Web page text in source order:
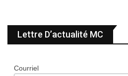
Lettre D’actualité MC
Courriel